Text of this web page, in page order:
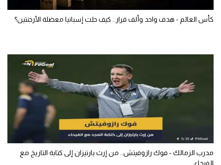
كأس العالم - هدف واحد وألف قرار.. كيف حلت إسبانيا معضلة الأرجنتين؟
مدرب الزمالك - فوك رازوفيتش.. من إرث بارتيزان إلى كتابة التاريخ مع
الفيحاء